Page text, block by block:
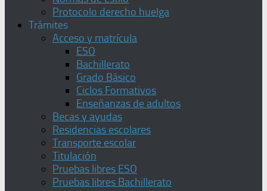
Protocolo derecho huelga
Trámites
Acceso y matrícula
ESO
Bachillerato
Grado Básico
Ciclos Formativos
Enseñanzas de adultos
Becas y ayudas
Residencias escolares
Transporte escolar
Titulación
Pruebas libres ESO
Pruebas libres Bachillerato